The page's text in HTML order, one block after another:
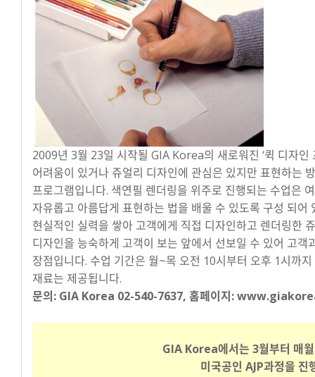
2009년 3월 23일 시작될 GIA Korea의 새로워진 ‘퀵 디자
어려움이 있거나 쥬얼리 디자인에 관심은 있지만 표현하는
프로그램입니다. 색연필 렌더링을 위주로 진행되는 수업은
자유롭고 아름답게 표현하는 법을 배울 수 있도록 구성 되
현실적인 실력을 쌓아 고객에게 직접 디자인하고 렌더링한
디자인을 능숙하게 고객이 보는 앞에서 선보일 수 있어 고
장점입니다. 수업 기간은 월~목 오전 10시부터 오후 1시까
재료는 제공됩니다.
문의: GIA Korea 02-540-7637, 홈페이지:
GIA Korea에서는 3월부터 매
미국공인 AJP과정을 진